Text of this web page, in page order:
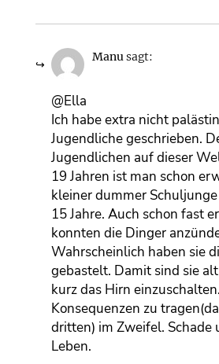
Manusagt:
@Ella
Ich habe extra nicht
Jugendliche geschrieben.
Jugendlichen auf dieser
19 Jahren ist man schon
kleiner dummer
15 Jahre. Auch schon fast
konnten die Dinger
Wahrscheinlich haben sie
gebastelt. Damit sind sie
kurz das Hirn
Konsequenzen zu
dritten) im Zweifel. Schade
Leben.